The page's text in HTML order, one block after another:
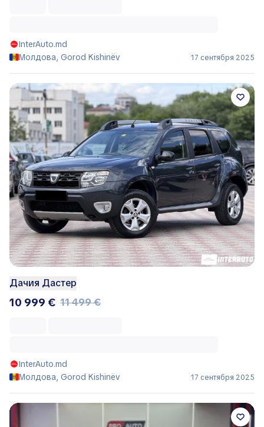
InterAuto.md
Молдова, Gorod Kishinëv
17 сентября 2025
Дачия Дастер
10 999 € 11 499 €
InterAuto.md
Молдова, Gorod Kishinëv
17 сентября 2025